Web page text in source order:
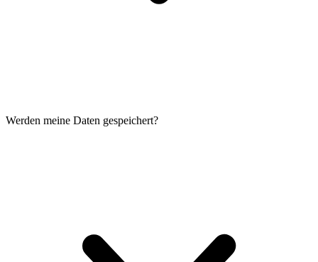
Werden meine Daten gespeichert?